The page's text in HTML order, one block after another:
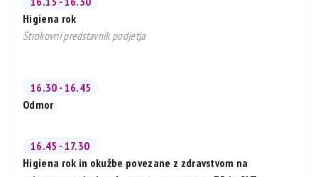
Higiena rok
Strokovni predstavnik podjetja
16.30 - 16.45
Odmor
16.45 - 17.30
Higiena rok in okužbe povezane z zdravstvom na